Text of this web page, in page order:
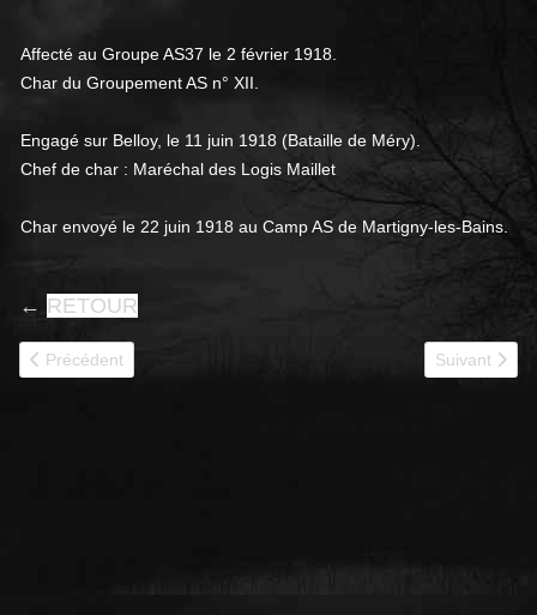
Affecté au Groupe AS37 le 2 février 1918.
Char du Groupement AS n° XII.
Engagé sur Belloy, le 11 juin 1918 (Bataille de Méry).
Chef de char : Maréchal des Logis Maillet
Char envoyé le 22 juin 1918 au Camp AS de Martigny-les-Bains.
← RETOUR
Article précédent : 62589
Précédent Article
Suivant